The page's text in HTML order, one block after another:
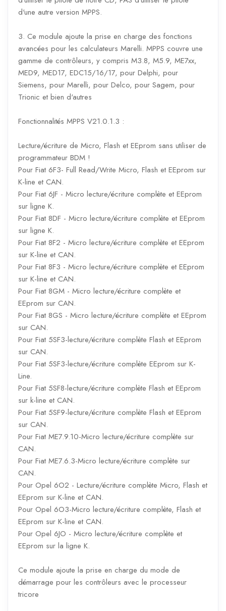
d'une autre version MPPS.
3. Ce module ajoute la prise en charge des fonctions
avancées pour les calculateurs Marelli. MPPS couvre une
gamme de contrôleurs, y compris M3.8, M5.9, ME7xx,
MED9, MED17, EDC15/16/17, pour Delphi, pour
Siemens, pour Marelli, pour Delco, pour Sagem, pour
Trionic et bien d'autres
Fonctionnalités MPPS V21.0.1.3 :
Lecture/écriture de Micro, Flash et EEprom sans utiliser de
programmateur BDM !
Pour Fiat 6F3- Full Read/Write Micro, Flash et EEprom sur
K-line et CAN.
Pour Fiat 6JF - Micro lecture/écriture complète et EEprom
sur ligne K.
Pour Fiat 8DF - Micro lecture/écriture complète et EEprom
sur ligne K.
Pour Fiat 8F2 - Micro lecture/écriture complète et EEprom
sur K-line et CAN.
Pour Fiat 8F3 - Micro lecture/écriture complète et EEprom
sur K-line et CAN.
Pour Fiat 8GM - Micro lecture/écriture complète et
EEprom sur CAN.
Pour Fiat 8GS - Micro lecture/écriture complète et EEprom
sur CAN.
Pour Fiat 5SF3-lecture/écriture complète Flash et EEprom
sur CAN.
Pour Fiat 5SF3-lecture/écriture complète EEprom sur K-
Line.
Pour Fiat 5SF8-lecture/écriture complète Flash et EEprom
sur k-line et CAN.
Pour Fiat 5SF9-lecture/écriture complète Flash et EEprom
sur CAN.
Pour Fiat ME7.9.10-Micro lecture/écriture complète sur
CAN.
Pour Fiat ME7.6.3-Micro lecture/écriture complète sur
CAN.
Pour Opel 6O2 - Lecture/écriture complète Micro, Flash et
EEprom sur K-line et CAN.
Pour Opel 6O3-Micro lecture/écriture complète, Flash et
EEprom sur K-line et CAN.
Pour Opel 6JO - Micro lecture/écriture complète et
EEprom sur la ligne K.
Ce module ajoute la prise en charge du mode de
démarrage pour les contrôleurs avec le processeur
tricore